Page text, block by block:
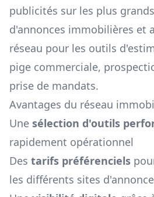
publicités sur les plus
d'annonces immobilières et
réseau pour les outils
pige commerciale,
prise de mandats.
Avantages du réseau
Une sélection d'outils
rapidement opérationnel
Des tarifs préférenciels
les différents sites